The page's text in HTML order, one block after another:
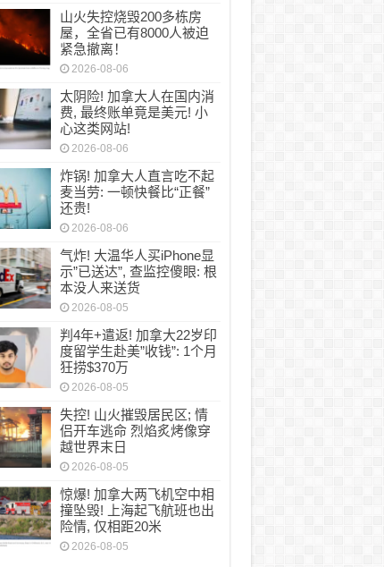
山火失控烧毁200多栋房
屋，全省已有8000人被迫
紧急撤离！
2026-08-06
太阴险! 加拿大人在国内消
费, 最终账单竟是美元! 小
心这类网站!
2026-08-06
炸锅! 加拿大人直言吃不起
麦当劳: 一顿快餐比“正餐”
还贵!
2026-08-06
气炸! 大温华人买iPhone显
示”已送达”, 查监控傻眼: 根
本没人来送货
2026-08-05
判4年+遣返! 加拿大22岁印
度留学生赴美”收钱”: 1个月
狂捞$370万
2026-08-05
失控! 山火摧毁居民区; 情
侣开车逃命 烈焰炙烤像穿
越世界末日
2026-08-05
惊爆! 加拿大两飞机空中相
撞坠毁! 上海起飞航班也出
险情, 仅相距20米
2026-08-05